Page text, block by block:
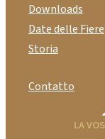
Downloads
Date delle Fiere
Storia
Contatto
LA